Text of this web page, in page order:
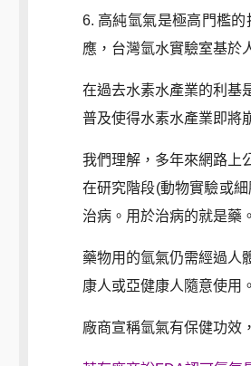
6. 高純氫氣是極高門檻
應，台灣氫水實驗室基於
在過去水素水產業的利基
普及使得水素水產業即將
我們理解，多年來網路上
在研究階段(動物實驗或
治病。用於治病的就是藥。
藥物用的氫氣仍需經過人
康人或亞健康人隨意使用
廠商宣稱氫氣有保健功效